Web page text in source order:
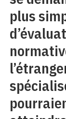
plus